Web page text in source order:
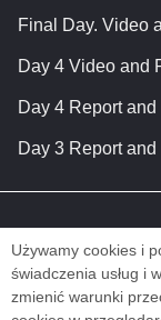
Final Day. Video
Day 4 Video and
Day 4 Report
Day 3 Report
Używamy cookies i
świadczenia usług i
zmienić warunki